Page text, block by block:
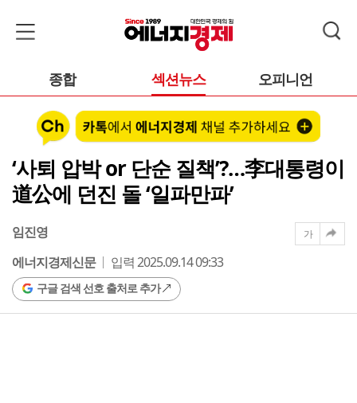
종합 섹션뉴스 오피니언
‘사퇴 압박 or 단순 질책’?…李대통령이
道公에 던진 돌 ‘일파만파’
임진영
에너지경제신문
입력 2025.09.14 09:33
구글 검색 선호 출처로 추가
가